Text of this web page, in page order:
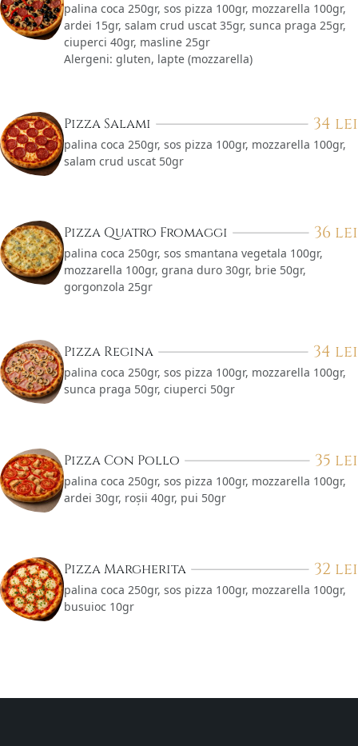
palina coca 250gr, sos pizza 100gr, mozzarella 100gr,
ardei 15gr, salam crud uscat 35gr, sunca praga 25gr,
ciuperci 40gr, masline 25gr
Alergeni: gluten, lapte (mozzarella)
Pizza Salami 34 lei
palina coca 250gr, sos pizza 100gr, mozzarella 100gr,
salam crud uscat 50gr
Pizza Quatro Fromaggi 36 lei
palina coca 250gr, sos smantana vegetala 100gr,
mozzarella 100gr, grana duro 30gr, brie 50gr,
gorgonzola 25gr
Pizza Regina 34 lei
palina coca 250gr, sos pizza 100gr, mozzarella 100gr,
sunca praga 50gr, ciuperci 50gr
Pizza Con Pollo 35 lei
palina coca 250gr, sos pizza 100gr, mozzarella 100gr,
ardei 30gr, roșii 40gr, pui 50gr
Pizza Margherita 32 lei
palina coca 250gr, sos pizza 100gr, mozzarella 100gr,
busuioc 10gr